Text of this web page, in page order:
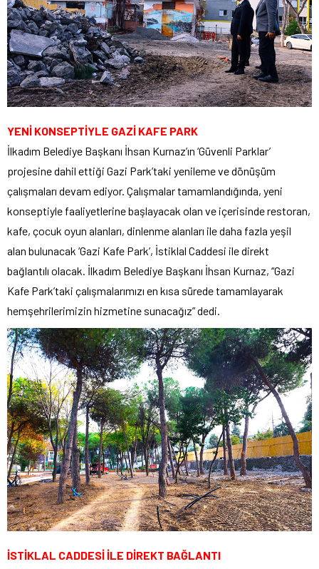
YENİ KONSEPTİYLE GAZİ KAFE PARK
İlkadım Belediye Başkanı İhsan Kurnaz’ın ‘Güvenli Parklar’
projesine dahil ettiği Gazi Park’taki yenileme ve dönüşüm
çalışmaları devam ediyor. Çalışmalar tamamlandığında, yeni
konseptiyle faaliyetlerine başlayacak olan ve içerisinde restoran,
kafe, çocuk oyun alanları, dinlenme alanları ile daha fazla yeşil
alan bulunacak ‘Gazi Kafe Park’, İstiklal Caddesi ile direkt
bağlantılı olacak. İlkadım Belediye Başkanı İhsan Kurnaz, “Gazi
Kafe Park’taki çalışmalarımızı en kısa sürede tamamlayarak
hemşehrilerimizin hizmetine sunacağız” dedi.
İSTİKLAL CADDESİ İLE DİREKT BAĞLANTI